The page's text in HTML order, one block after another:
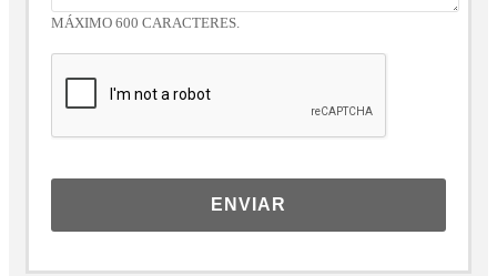
MÁXIMO 600 CARACTERES.
ENVIAR